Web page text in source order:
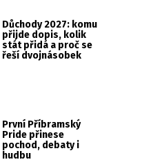
Důchody 2027: komu
přijde dopis, kolik
stát přidá a proč se
řeší dvojnásobek
První Příbramský
Pride přinese
pochod, debaty i
hudbu